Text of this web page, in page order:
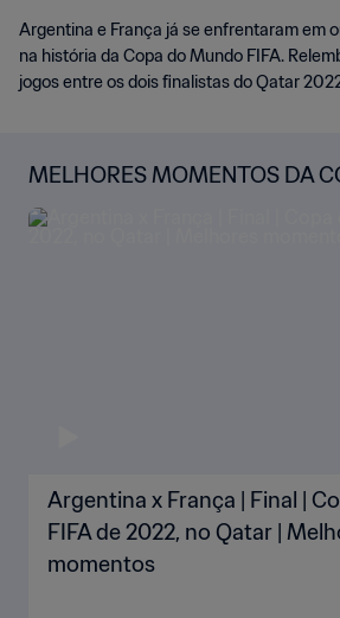
Argentina e França já se enfrentaram em
na história da Copa do Mundo FIFA.
jogos entre os dois finalistas do Qatar
MELHORES MOMENTOS DA
DO MUNDO
Argentina x França | Final |
FIFA de 2022, no Qatar |
momentos